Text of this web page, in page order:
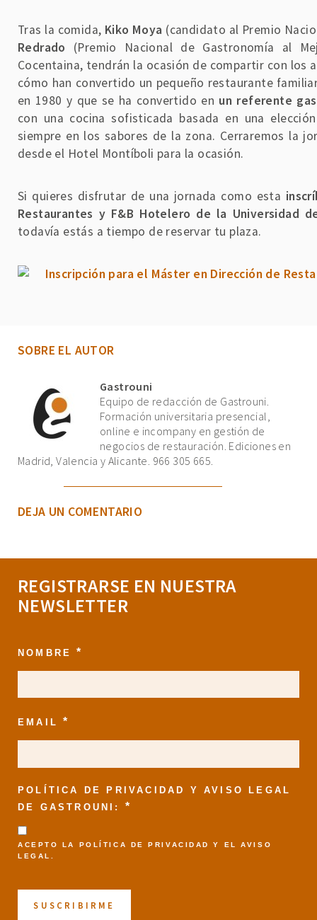
Tras la comida, Kiko Moya (candidato al Premio
Redrado (Premio Nacional de Gastronomía al
Cocentaina, tendrán la ocasión de compartir con los
cómo han convertido un pequeño restaurante
en 1980 y que se ha convertido en un referente
con una cocina sofisticada basada en una
siempre en los sabores de la zona. Cerraremos la
desde el Hotel Montíboli para la ocasión.
Si quieres disfrutar de una jornada como esta
Restaurantes y F&B Hotelero de la Universidad
todavía estás a tiempo de reservar tu plaza.
SOBRE EL AUTOR
Gastrouni
Equipo de redacción de Gastrouni.
Formación universitaria presencial,
online e incompany en gestión de
negocios de restauración. Ediciones en
Madrid, Valencia y Alicante. 966 305 665.
DEJA UN COMENTARIO
REGISTRARSE EN NUESTRA
NEWSLETTER
NOMBRE*
EMAIL*
POLÍTICA DE PRIVACIDAD Y AVISO LEGAL
DE GASTROUNI: *
ACEPTO LA POLÍTICA DE PRIVACIDAD Y ELAVISO
LEGAL .